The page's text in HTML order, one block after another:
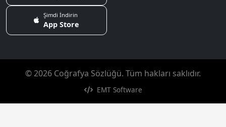
Şimdi İndirin
App Store
© 2026 Coğrafya Sözlüğü. Tüm hakları saklıdır.
EMT Software